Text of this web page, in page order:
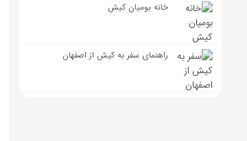
خانه بومیان کیش
راهنمای سفر به کیش از اصفهان